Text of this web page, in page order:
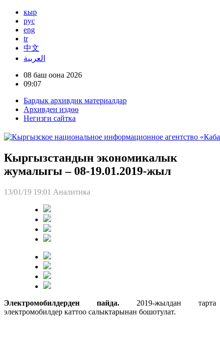
кыр
рус
eng
tr
中文
العربية
08 баш оона 2026
09:07
Бардык архивдик материалдар
Архивден издөө
Негизги сайтка
Кыргызстандын экономикалык
жумалыгы – 08-19.01.2019-жыл
13/01/19 19:01 Аналитика
Электромобилдерден пайда. 2019-жылдан тарта
электромобилдер каттоо салыктарынан бошотулат.